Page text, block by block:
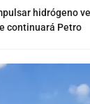
hidrógeno
continuará Petro